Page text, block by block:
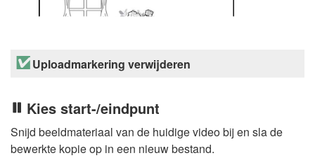
Uploadmarkering verwijderen
Kies start-/eindpunt
Snijd beeldmateriaal van de huidige video bij en sla de
bewerkte kopie op in een nieuw bestand.